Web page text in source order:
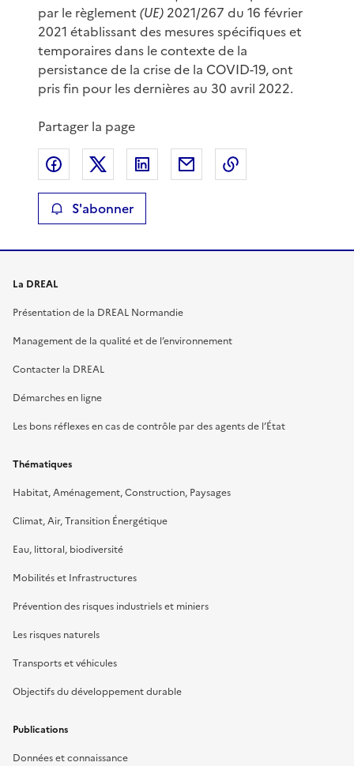
par le règlement (UE) 2021/267 du 16 février
2021 établissant des mesures spécifiques et
temporaires dans le contexte de la
persistance de la crise de la COVID-19, ont
pris fin pour les dernières au 30 avril 2022.
Partager la page
Partager sur Facebook
Partager sur XPartager sur LinkedIn
Partager par email
S'abonner
La DREAL
Présentation de la DREAL Normandie
Management de la qualité et de l’environnement
Contacter la DREAL
Démarches en ligne
Les bons réflexes en cas de contrôle par des agents de l’État
Thématiques
Habitat, Aménagement, Construction, Paysages
Climat, Air, Transition Énergétique
Eau, littoral, biodiversité
Mobilités et Infrastructures
Prévention des risques industriels et miniers
Les risques naturels
Transports et véhicules
Objectifs du développement durable
Publications
Données et connaissance